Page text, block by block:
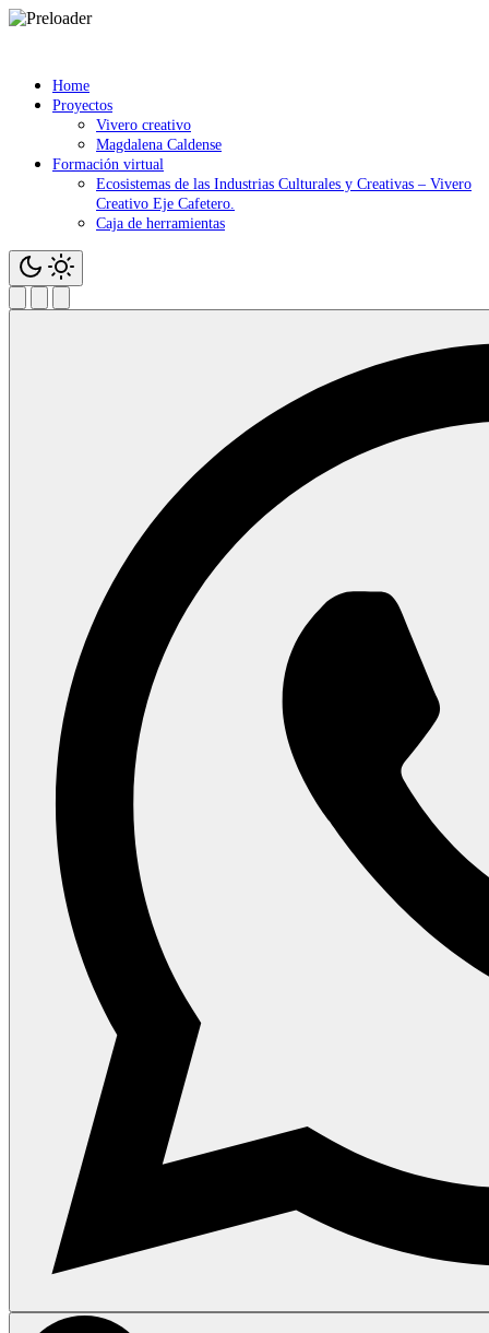
Home
Proyectos
Vivero creativo
Magdalena Caldense
Formación virtual
Ecosistemas de las Industrias Culturales y Creativas – Vivero
Creativo Eje Cafetero.
Caja de herramientas